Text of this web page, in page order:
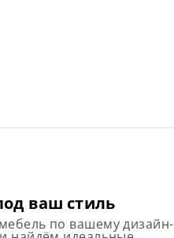
ваш стиль
по вашему дизайн-